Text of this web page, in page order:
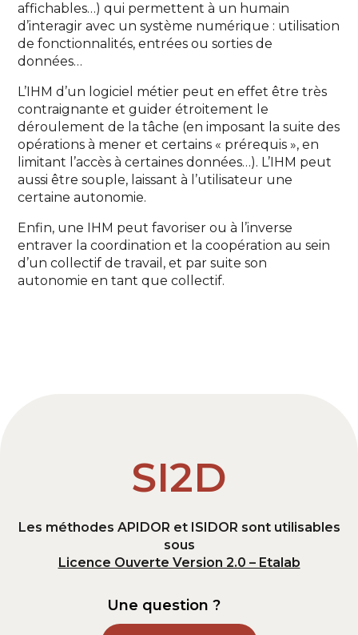
affichables…) qui permettent à un humain
d’interagir avec un système numérique : utilisation
de fonctionnalités, entrées ou sorties de
données…
L’IHM d’un logiciel métier peut en effet être très
contraignante et guider étroitement le
déroulement de la tâche (en imposant la suite des
opérations à mener et certains « prérequis », en
limitant l’accès à certaines données…). L’IHM peut
aussi être souple, laissant à l’utilisateur une
certaine autonomie.
Enfin, une IHM peut favoriser ou à l’inverse
entraver la coordination et la coopération au sein
d’un collectif de travail, et par suite son
autonomie en tant que collectif.
SI2D
Les méthodes APIDOR et ISIDOR sont utilisables
sous
Licence Ouverte Version 2.0 – Etalab
Une question ?